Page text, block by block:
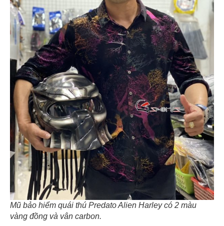
Mũ bảo hiểm quái thú Predato Alien Harley có 2 màu
vàng đồng và vân carbon.